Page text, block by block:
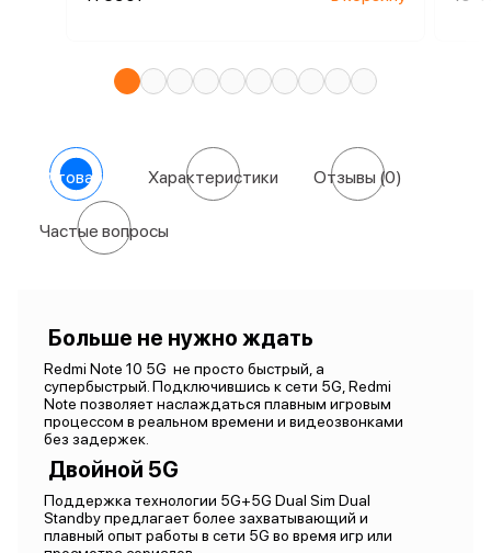
О товаре Характеристики Отзывы (0)
Частые вопросы
Больше не нужно ждать
Redmi Note 10 5G не просто быстрый, а
супербыстрый. Подключившись к сети 5G, Redmi
Note позволяет наслаждаться плавным игровым
процессом в реальном времени и видеозвонками
без задержек.
Двойной 5G
Поддержка технологии 5G+5G Dual Sim Dual
Standby предлагает более захватывающий и
плавный опыт работы в сети 5G во время игр или